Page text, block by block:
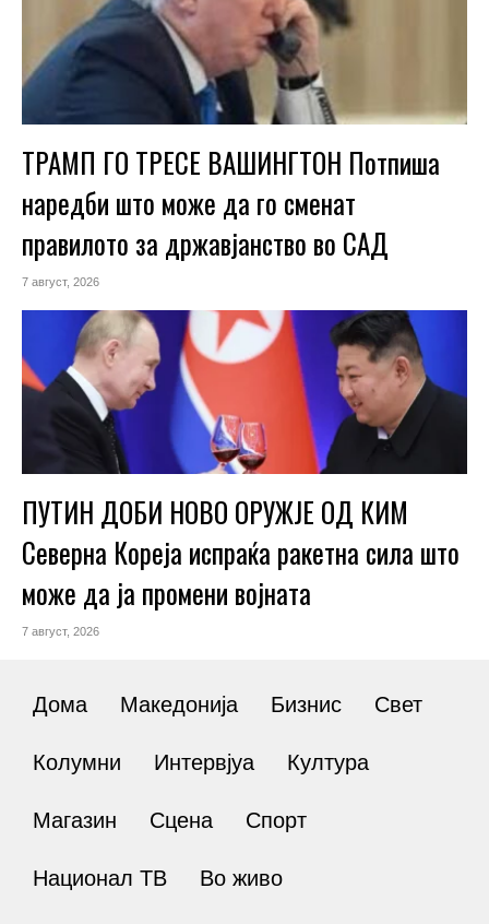
ТРАМП ГО ТРЕСЕ ВАШИНГТОН Потпиша
наредби што може да го сменат
правилото за државјанство во САД
7 август, 2026
ПУТИН ДОБИ НОВО ОРУЖЈЕ ОД КИМ
Северна Кореја испраќа ракетна сила што
може да ја промени војната
7 август, 2026
Дома Македонија Бизнис Свет
Колумни Интервјуа Култура
Магазин Сцена Спорт
Национал ТВ Во живо